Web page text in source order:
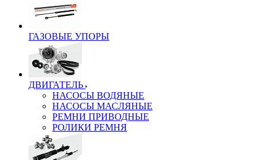
ГАЗОВЫЕ УПОРЫ
ДВИГАТЕЛЬ
НАСОСЫ ВОДЯНЫЕ
НАСОСЫ МАСЛЯНЫЕ
РЕМНИ ПРИВОДНЫЕ
РОЛИКИ РЕМНЯ